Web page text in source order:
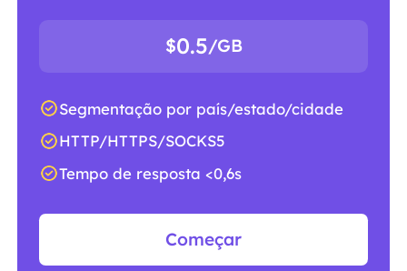
$0.5/GB
Segmentação por país/estado/cidade
HTTP/HTTPS/SOCKS5
Tempo de resposta <0,6s
Começar